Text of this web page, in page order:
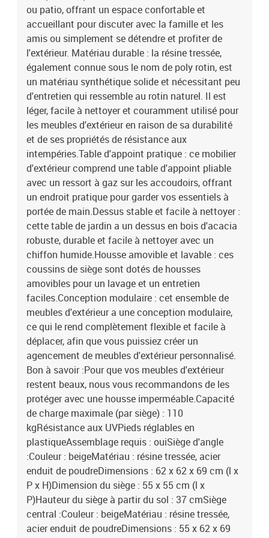
cmDimensions de la table d'appoint : 25 x 23 cm (L x l)Table
:Couleur : beigeMatériau : résine tressée, acier enduit de poudre,
bois d'acacia massif avec finition à l'huileDimensions : 55 x 55 x
37 cm (L x l x H)Coussin :Couleur : gris clairMatériau de la
couverture : tissu (100 % polyester)Matériau de remplissage du
coussin de siège : mousseMatériau de remplissage du coussin de
dossier : fibre de cotonDimensions du coussin de siège : 55 x 55 x
3 cm (l x P x é)Dimensions du coussin de dossier : 55 x 45 x 13 cm
(L x l x é)La livraison contient :1 x canapé d'angle4 x siège central2
x canapé avec accoudoirs1 x table de jardin8 x coussin de
dossier7 x coussin de siège avec housse amovible et lavable
ou patio, offrant un espace confortable et
accueillant pour discuter avec la famille et les
amis ou simplement se détendre et profiter de
l'extérieur. Matériau durable : la résine tressée,
également connue sous le nom de poly rotin, est
un matériau synthétique solide et nécessitant peu
d'entretien qui ressemble au rotin naturel. Il est
léger, facile à nettoyer et couramment utilisé pour
les meubles d'extérieur en raison de sa durabilité
et de ses propriétés de résistance aux
intempéries.Table d'appoint pratique : ce mobilier
d'extérieur comprend une table d'appoint pliable
avec un ressort à gaz sur les accoudoirs, offrant
un endroit pratique pour garder vos essentiels à
portée de main.Dessus stable et facile à nettoyer :
cette table de jardin a un dessus en bois d'acacia
robuste, durable et facile à nettoyer avec un
chiffon humide.Housse amovible et lavable : ces
coussins de siège sont dotés de housses
amovibles pour un lavage et un entretien
faciles.Conception modulaire : cet ensemble de
meubles d'extérieur a une conception modulaire,
ce qui le rend complètement flexible et facile à
déplacer, afin que vous puissiez créer un
agencement de meubles d'extérieur personnalisé.
Bon à savoir :Pour que vos meubles d'extérieur
restent beaux, nous vous recommandons de les
protéger avec une housse imperméable.Capacité
de charge maximale (par siège) : 110
kgRésistance aux UVPieds réglables en
plastiqueAssemblage requis : ouiSiège d'angle
:Couleur : beigeMatériau : résine tressée, acier
enduit de poudreDimensions : 62 x 62 x 69 cm (l x
P x H)Dimension du siège : 55 x 55 cm (l x
P)Hauteur du siège à partir du sol : 37 cmSiège
central :Couleur : beigeMatériau : résine tressée,
acier enduit de poudreDimensions : 55 x 62 x 69